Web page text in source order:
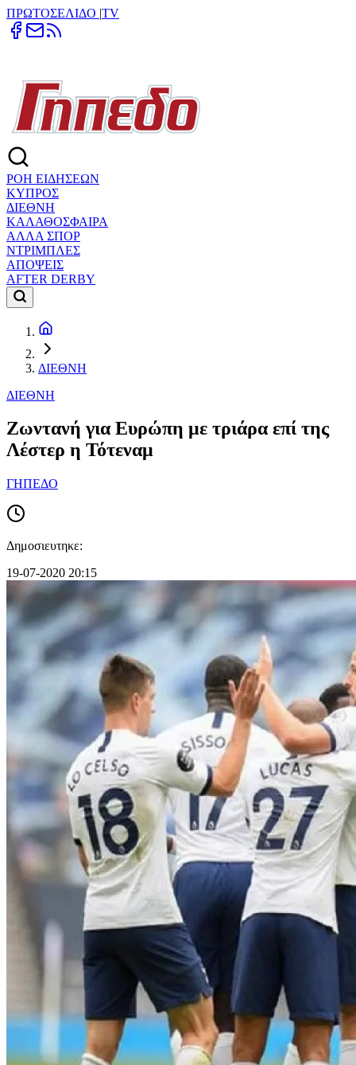
ΠΡΩΤΟΣΕΛΙΔΟ |TV
ΡΟΗ ΕΙΔΗΣΕΩΝ
ΚΥΠΡΟΣ
ΔΙΕΘΝΗ
ΚΑΛΑΘΟΣΦΑΙΡΑ
ΑΛΛΑ ΣΠΟΡ
ΝΤΡΙΜΠΛΕΣ
ΑΠΟΨΕΙΣ
AFTER DERBY
ΔΙΕΘΝΗ
ΔΙΕΘΝΗ
Zωντανή για Ευρώπη με τριάρα επί της
Λέστερ η Τότεναμ
ΓΗΠΕΔΟ
Δημοσιευτηκε:
19-07-2020 20:15